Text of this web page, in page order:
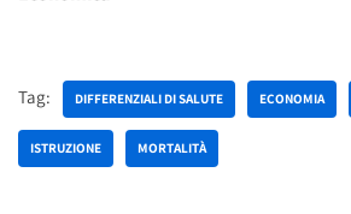
Tag: DIFFERENZIALI DI SALUTE ECONOMIA
ISTRUZIONE MORTALITÀ